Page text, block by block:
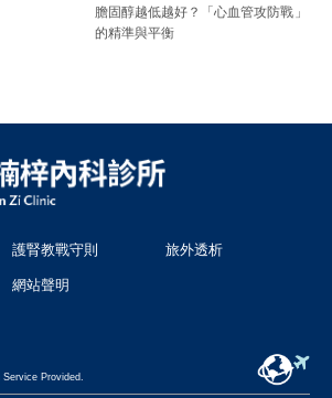
膽固醇越低越好？「心血管攻防戰」
的精準與平衡
護腎教戰守則 旅外透析
網站聲明
Provided.